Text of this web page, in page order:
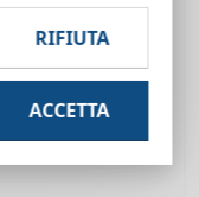
umano
di lavoro
dal rumore sul
RIFIUTA
ACCETTA